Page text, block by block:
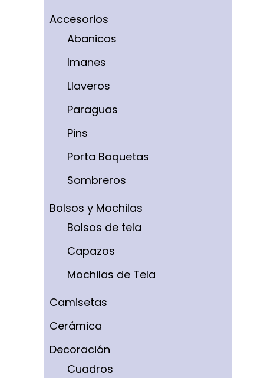
Accesorios
Abanicos
Imanes
Llaveros
Paraguas
Pins
Porta Baquetas
Sombreros
Bolsos y Mochilas
Bolsos de tela
Capazos
Mochilas de Tela
Camisetas
Cerámica
Decoración
Cuadros